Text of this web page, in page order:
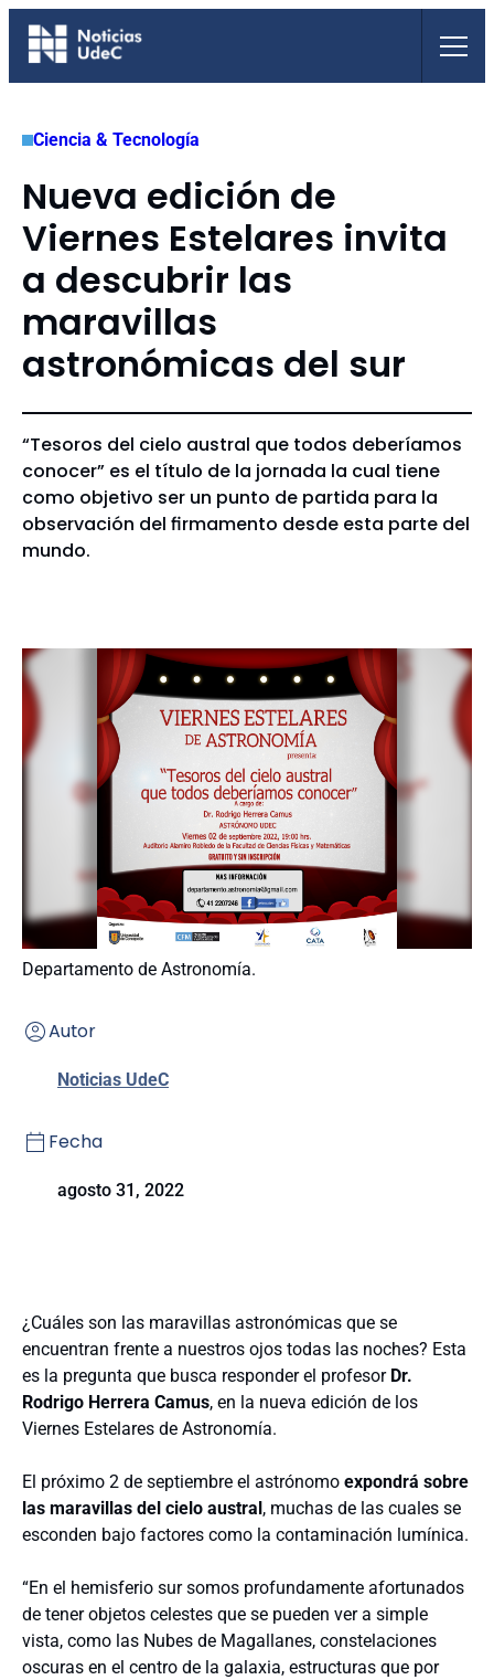
Saltar
Ciencia & Tecnología
Nueva edición de
Viernes Estelares invita
a descubrir las
maravillas
astronómicas del sur
“Tesoros del cielo austral que todos deberíamos
conocer” es el título de la jornada la cual tiene
como objetivo ser un punto de partida para la
observación del firmamento desde esta parte del
mundo.
Departamento de Astronomía.
Autor
Noticias UdeC
Fecha
agosto 31, 2022
¿Cuáles son las maravillas astronómicas que se
encuentran frente a nuestros ojos todas las noches? Esta
es la pregunta que busca responder el profesor Dr.
Rodrigo Herrera Camus, en la nueva edición de los
Viernes Estelares de Astronomía.
El próximo 2 de septiembre el astrónomo expondrá sobre
las maravillas del cielo austral, muchas de las cuales se
esconden bajo factores como la contaminación lumínica.
“En el hemisferio sur somos profundamente afortunados
de tener objetos celestes que se pueden ver a simple
vista, como las Nubes de Magallanes, constelaciones
oscuras en el centro de la galaxia, estructuras que por